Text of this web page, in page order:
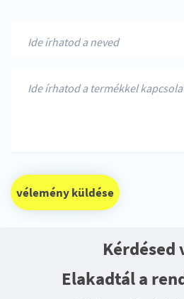
vélemény küldése
Kérdésed
Elakadtál a